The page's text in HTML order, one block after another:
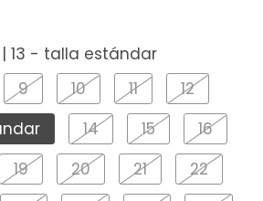
|13 - talla estándar
9 10 11
12
14 15
16
19 20 21
22